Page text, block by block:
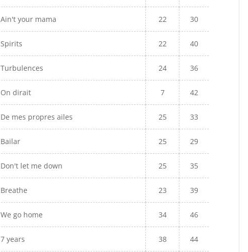
Ain't your mama 22 30
Spirits 22 40
Turbulences 24 36
On dirait 7 42
De mes propres ailes 25 33
Bailar 25 29
Don't let me down 25 35
Breathe 23 39
We go home 34 46
7 years 38 44